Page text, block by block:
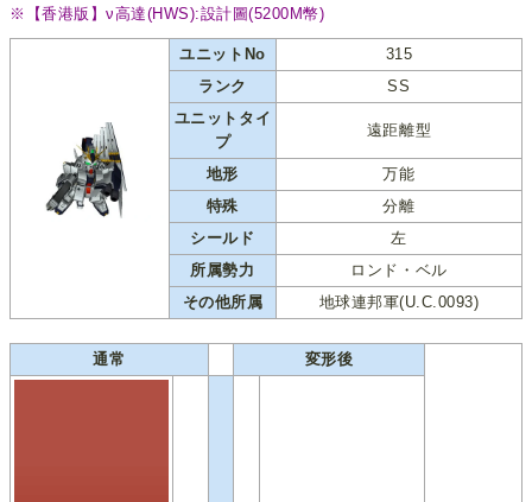
※【香港版】ν高達(HWS):設計圖(5200M幣)
ユニットNo
315
ランク
SS
ユニットタイ
プ
遠距離型
地形
万能
特殊
分離
シールド
左
所属勢力
ロンド・ベル
その他所属
地球連邦軍(U.C.0093)
通常 変形後